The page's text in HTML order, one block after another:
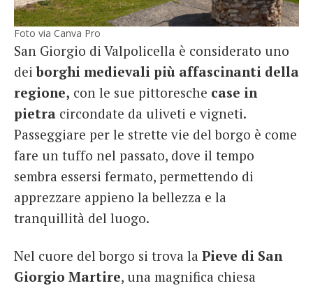
Foto via Canva Pro
San Giorgio di Valpolicella è considerato uno
deiborghi medievali più affascinanti della
regione, con le sue pittoresche case in
pietra circondate da uliveti e vigneti.
Passeggiare per le strette vie del borgo è come
fare un tuffo nel passato, dove il tempo
sembra essersi fermato, permettendo di
apprezzare appieno la bellezza e la
tranquillità del luogo.
Nel cuore del borgo si trova la Pieve di San
Giorgio Martire, una magnifica chiesa